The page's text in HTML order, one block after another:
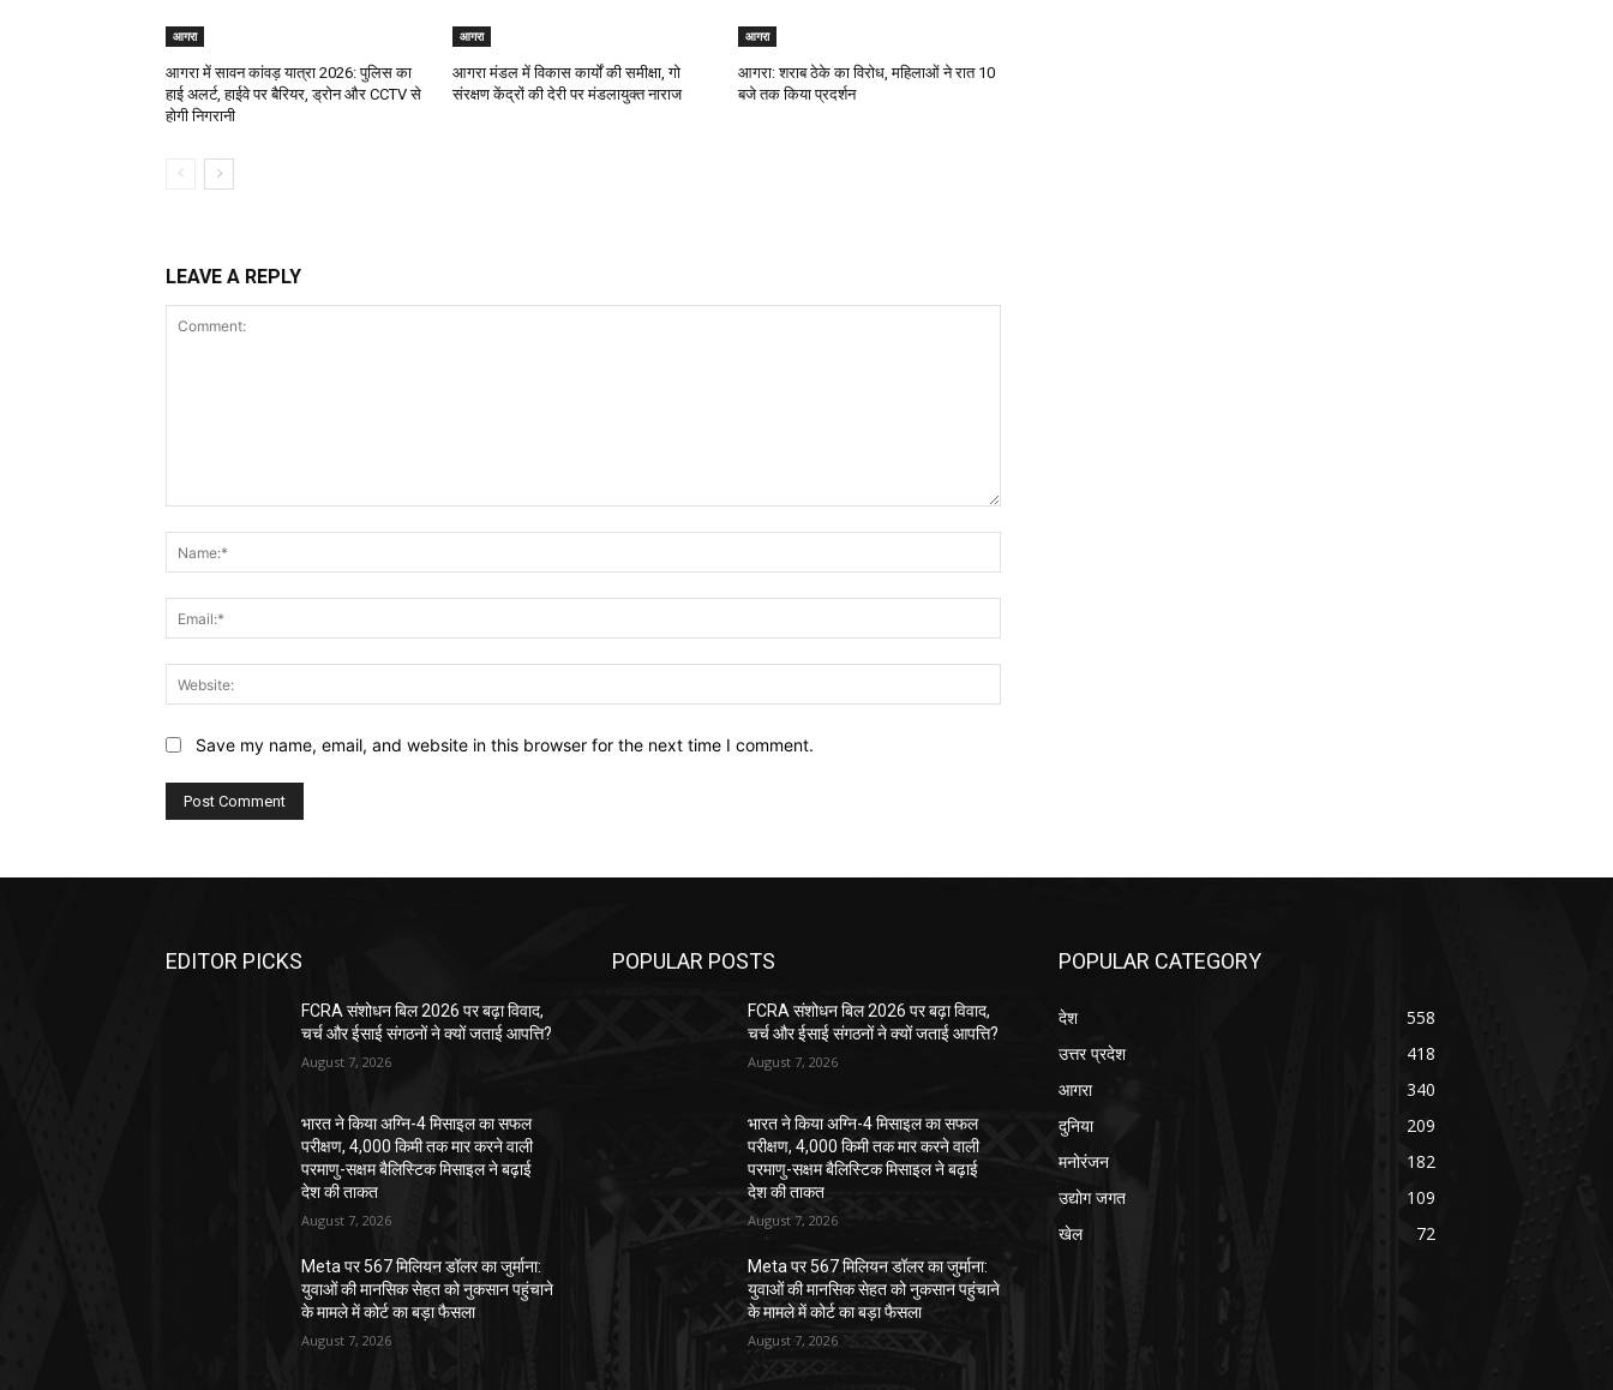
आगरा
आगरा में सावन कांवड़ यात्रा 2026: पुलिस का
हाई अलर्ट, हाईवे पर बैरियर, ड्रोन और CCTV से
होगी निगरानी
आगरा
आगरा मंडल में विकास कार्यों की समीक्षा, गो
संरक्षण केंद्रों की देरी पर मंडलायुक्त नाराज
आगरा
आगरा: शराब ठेके का विरोध, महिलाओं ने रात 10
बजे तक किया प्रदर्शन
LEAVE A REPLY
Save my name, email, and website in this browser for the next time I comment.
EDITOR PICKS
FCRA संशोधन बिल 2026 पर बढ़ा विवाद,
चर्च और ईसाई संगठनों ने क्यों जताई आपत्ति?
August 7, 2026
भारत ने किया अग्नि-4 मिसाइल का सफल
परीक्षण, 4,000 किमी तक मार करने वाली
परमाणु-सक्षम बैलिस्टिक मिसाइल ने बढ़ाई
देश की ताकत
August 7, 2026
Meta पर 567 मिलियन डॉलर का जुर्माना:
युवाओं की मानसिक सेहत को नुकसान पहुंचाने
के मामले में कोर्ट का बड़ा फैसला
August 7, 2026
POPULAR POSTS
FCRA संशोधन बिल 2026 पर बढ़ा विवाद,
चर्च और ईसाई संगठनों ने क्यों जताई आपत्ति?
August 7, 2026
भारत ने किया अग्नि-4 मिसाइल का सफल
परीक्षण, 4,000 किमी तक मार करने वाली
परमाणु-सक्षम बैलिस्टिक मिसाइल ने बढ़ाई
देश की ताकत
August 7, 2026
Meta पर 567 मिलियन डॉलर का जुर्माना:
युवाओं की मानसिक सेहत को नुकसान पहुंचाने
के मामले में कोर्ट का बड़ा फैसला
August 7, 2026
POPULAR CATEGORY
देश
558
उत्तर प्रदेश
418
आगरा
340
दुनिया
209
मनोरंजन
182
उद्योग जगत
109
खेल
72